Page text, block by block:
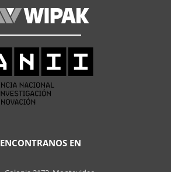
ENCONTRANOS EN